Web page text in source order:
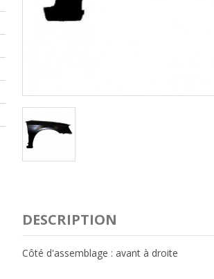
DESCRIPTION
Côté d'assemblage : avant à droite